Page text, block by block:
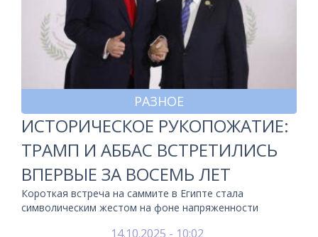
РАЗНОЕ
ИСТОРИЧЕСКОЕ РУКОПОЖАТИЕ:
ТРАМП И АББАС ВСТРЕТИЛИСЬ
ВПЕРВЫЕ ЗА ВОСЕМЬ ЛЕТ
Короткая встреча на саммите в Египте стала
символическим жестом на фоне напряженности
14.10.2025 - 10:02